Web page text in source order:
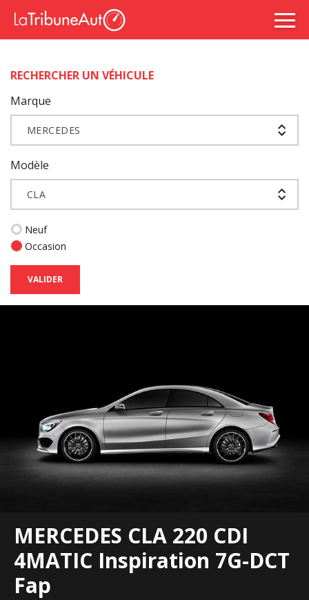
RECHERCHER UN VÉHICULE
Marque
MERCEDES
Modèle
CLA
Neuf
Occasion
VALIDER
MERCEDES CLA 220 CDI
4MATIC Inspiration 7G-DCT
Fap